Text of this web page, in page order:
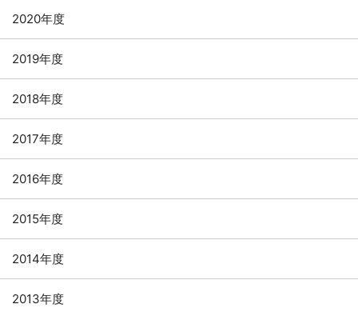
2020年度
2019年度
2018年度
2017年度
2016年度
2015年度
2014年度
2013年度